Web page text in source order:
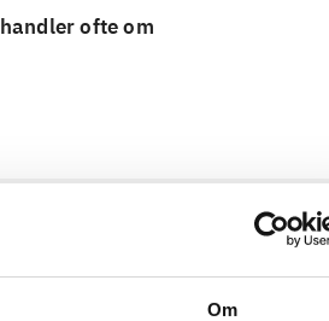
Om
handler ofte om